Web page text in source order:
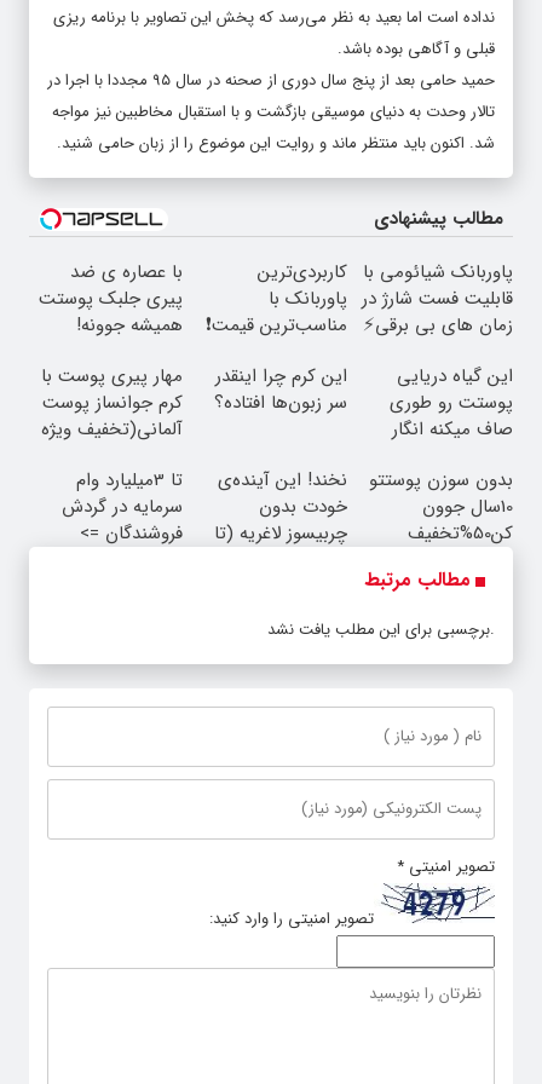
نداده است اما بعید به نظر می‌رسد که پخش این تصاویر با برنامه ریزی
قبلی و آگاهی بوده باشد.
حمید حامی بعد از پنج سال دوری از صحنه در سال ۹۵ مجددا با اجرا در
تالار وحدت به دنیای موسیقی بازگشت و با استقبال مخاطبین نیز مواجه
شد. اکنون باید منتظر ماند و روایت این موضوع را از زبان حامی شنید.
مطالب پیشنهادی
پاوربانک شیائومی با
قابلیت فست شارژ در
زمان های بی برقی⚡
کاربردی‌ترین
پاوربانک با
مناسب‌ترین قیمت❗
با عصاره ی ضد
پیری جلبک پوستت
همیشه جوونه!
این گیاه دریایی
پوستت رو طوری
صاف میکنه انگار
🔥
این کرم چرا اینقدر
سر زبون‌ها افتاده؟
مهار پیری پوست با
کرم جوانساز پوست
آلمانی(تخفیف ویژه
بدون سوزن پوستتو
10سال جوون
کن50%تخفیف
نخند! این آینده‌ی
خودت بدون
چربیسوز لاغریه (تا
تا 3میلیارد وام
سرمایه در گردش
فروشندگان =>
مطالب مرتبط
برچسبی برای این مطلب یافت نشد.
تصویر امنیتی *
تصویر امنیتی را وارد کنید: